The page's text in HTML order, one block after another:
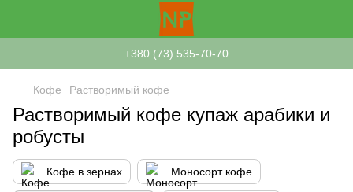
+380 (73) 535-70-70
Кофе Растворимый кофе
Растворимый кофе купаж арабики и
робусты
Кофе в зернах Моносорт кофе